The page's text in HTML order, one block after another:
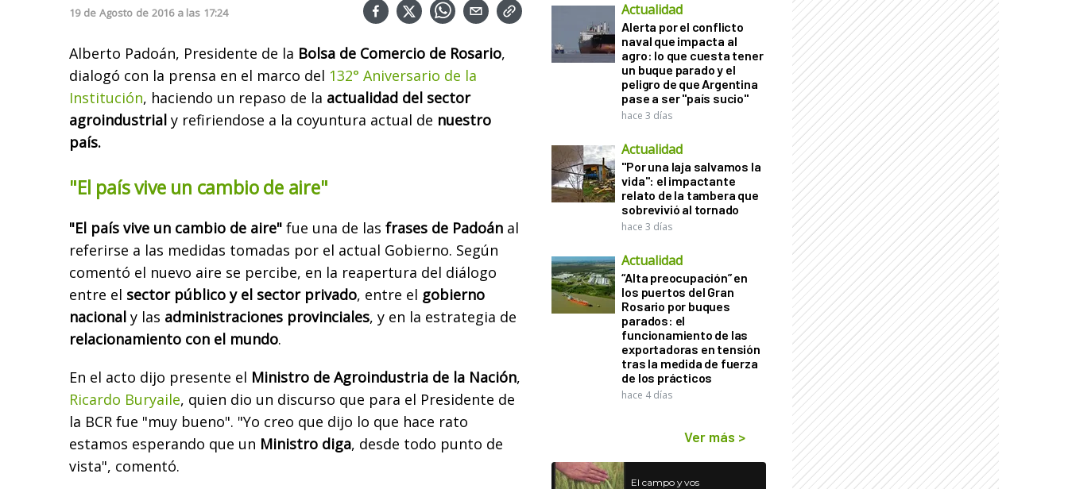
19 de Agosto de 2016 a las 17:24
Alberto Padoán, Presidente de la Bolsa de Comercio de Rosario,
dialogó con la prensa en el marco del 132° Aniversario de la
Institución, haciendo un repaso de la actualidad del sector
agroindustrial y refiriendose a la coyuntura actual de nuestro
país.
"El país vive un cambio de aire"
"El país vive un cambio de aire" fue una de las frases de Padoán al
referirse a las medidas tomadas por el actual Gobierno. Según
comentó el nuevo aire se percibe, en la reapertura del diálogo
entre el sector público y el sector privado, entre el gobierno
nacional y las administraciones provinciales, y en la estrategia de
relacionamiento con el mundo.
En el acto dijo presente el Ministro de Agroindustria de la Nación,
Ricardo Buryaile, quien dio un discurso que para el Presidente de
la BCR fue "muy bueno". "Yo creo que dijo lo que hace rato
estamos esperando que un Ministro diga, desde todo punto de
vista", comentó.
Actualidad
Alerta por el conflicto
naval que impacta al
agro: lo que cuesta tener
un buque parado y el
peligro de que Argentina
pase a ser "país sucio"
hace 3 días
Actualidad
"Por una laja salvamos la
vida": el impactante
relato de la tambera que
sobrevivió al tornado
hace 3 días
Actualidad
“Alta preocupación” en
los puertos del Gran
Rosario por buques
parados: el
funcionamiento de las
exportadoras en tensión
tras la medida de fuerza
de los prácticos
hace 4 días
Ver más >
El campo y vos